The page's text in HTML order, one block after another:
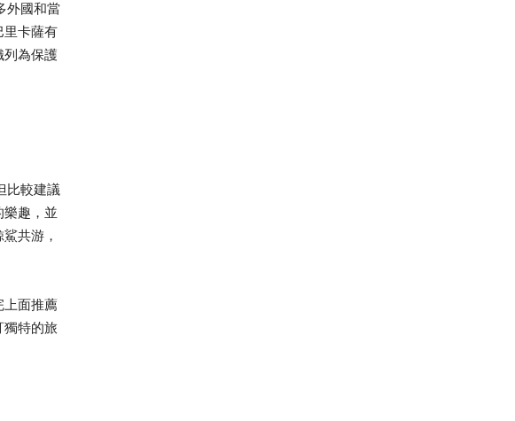
外國和當
里卡薩有
列為保護
比較建議
趣，並
共游，
面推薦
獨特的旅